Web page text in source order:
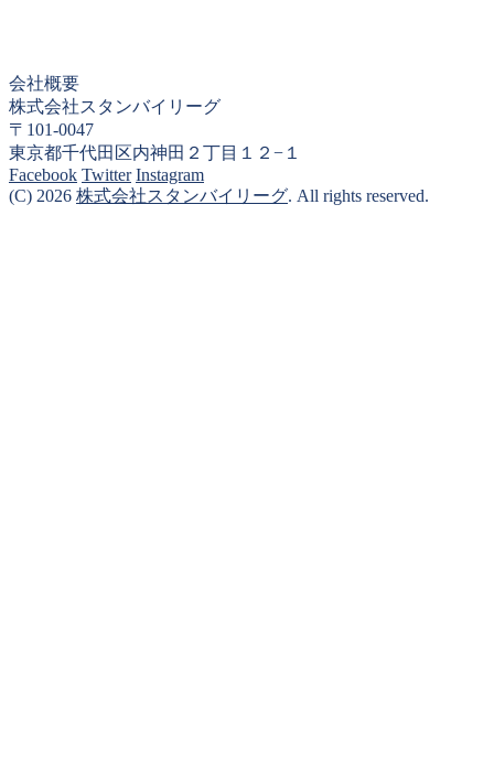
会社概要
株式会社スタンバイリーグ
〒101-0047
東京都千代田区内神田２丁目１２−１
Facebook Twitter Instagram
(C) 2026 株式会社スタンバイリーグ. All rights reserved.